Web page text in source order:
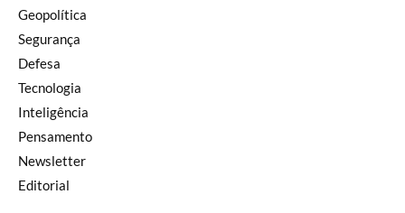
Geopolítica
Segurança
Defesa
Tecnologia
Inteligência
Pensamento
Newsletter
Editorial